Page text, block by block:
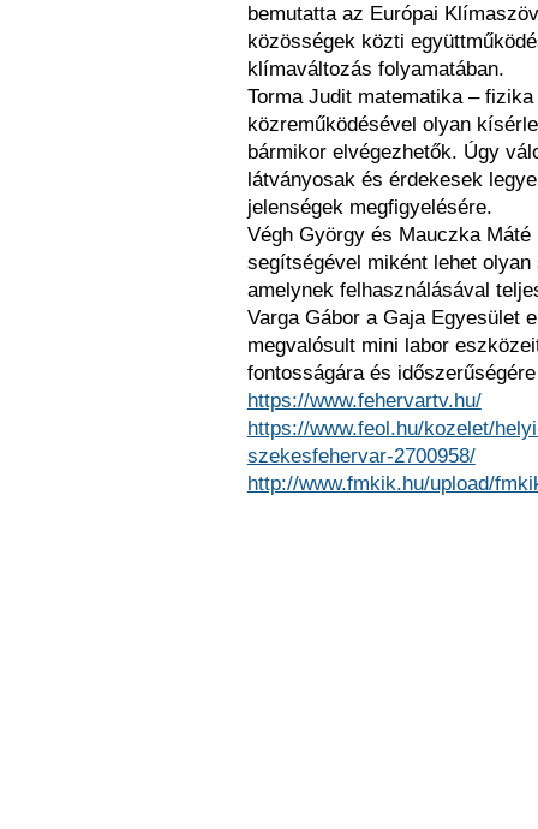
bemutatta az Európai
közösségek közti
klímaváltozás folyamatában.
Torma Judit matematika –
közreműködésével olyan
bármikor elvégezhetők. Úgy
látványosak és érdekesek
jelenségek megfigyelésére.
Végh György és Mauczka
segítségével miként lehet
amelynek felhasználásával
Varga Gábor a Gaja Egyesület
megvalósult mini labor
fontosságára és
https://www.fehervartv.hu/
https://www.feol.hu/kozelet/
szekesfehervar-2700958/
http://www.fmkik.hu/upload/